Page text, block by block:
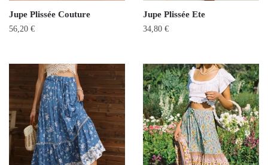
Jupe Plissée Couture
56,20 €
Jupe Plissée Ete
34,80 €